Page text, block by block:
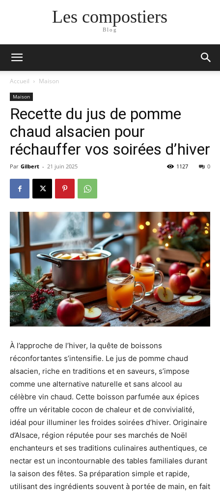
Les compostiers
Blog
Accueil Maison
Maison
Recette du jus de pomme
chaud alsacien pour
réchauffer vos soirées d’hiver
Par Gilbert - 21 juin 2025 0
1127
À l’approche de l’hiver, la quête de boissons
réconfortantes s’intensifie. Le jus de pomme chaud
alsacien, riche en traditions et en saveurs, s’impose
comme une alternative naturelle et sans alcool au
célèbre vin chaud. Cette boisson parfumée aux épices
offre un véritable cocon de chaleur et de convivialité,
idéal pour illuminer les froides soirées d’hiver. Originaire
d’Alsace, région réputée pour ses marchés de Noël
enchanteurs et ses traditions culinaires authentiques, ce
nectar est un incontournable des tables familiales durant
la saison des fêtes. Sa préparation simple et rapide,
utilisant des ingrédients souvent à portée de main, en fait